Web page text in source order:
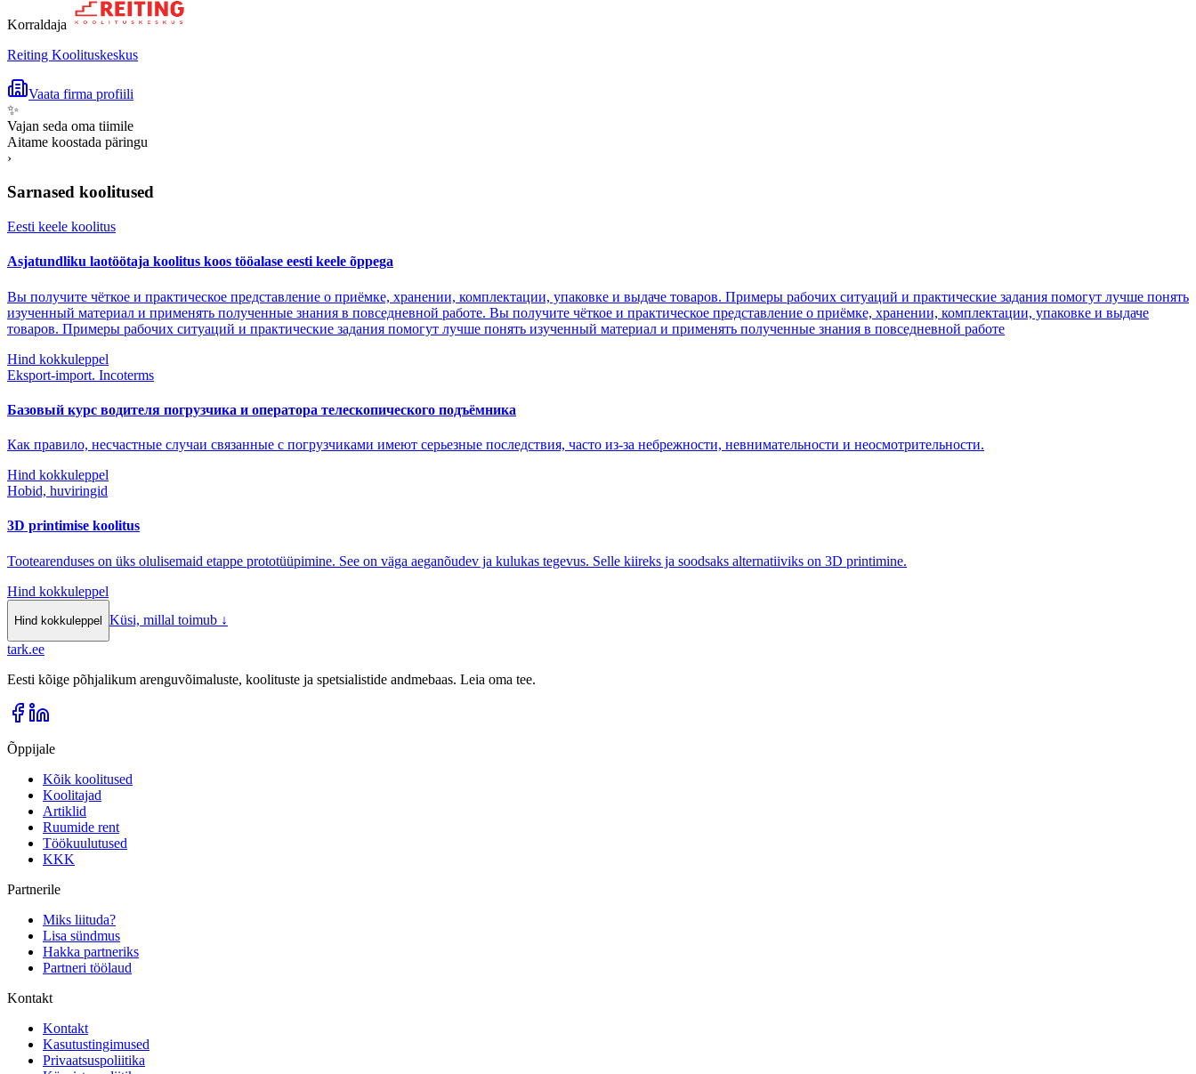
Korraldaja
Reiting Koolituskeskus
Vaata firma profiili
✨
Vajan seda oma tiimile
Aitame koostada päringu
›
Sarnased koolitused
Eesti keele koolitus
Asjatundliku laotöötaja koolitus koos tööalase eesti keele õppega
Вы получите чёткое и практическое представление о приёмке, хранении, комплектации, упаковке и выдаче товаров. Примеры рабочих ситуаций и практические задания помогут лучше понять
изученный материал и применять полученные знания в повседневной работе. Вы получите чёткое и практическое представление о приёмке, хранении, комплектации, упаковке и выдаче
товаров. Примеры рабочих ситуаций и практические задания помогут лучше понять изученный материал и применять полученные знания в повседневной работе
Hind kokkuleppel
Eksport-import. Incoterms
Базовый курс водителя погрузчика и оператора телескопического подъёмника
Как правило, несчастные случаи связанные с погрузчиками имеют серьезные последствия, часто из-за небрежности, невнимательности и неосмотрительности.
Hind kokkuleppel
Hobid, huviringid
3D printimise koolitus
Tootearenduses on üks olulisemaid etappe prototüüpimine. See on väga aeganõudev ja kulukas tegevus. Selle kiireks ja soodsaks alternatiiviks on 3D printimine.
Hind kokkuleppel
Hind kokkuleppel Küsi, millal toimub ↓
tark.ee
Eesti kõige põhjalikum arenguvõimaluste, koolituste ja spetsialistide andmebaas. Leia oma tee.
Õppijale
Kõik koolitused
Koolitajad
Artiklid
Ruumide rent
Töökuulutused
KKK
Partnerile
Miks liituda?
Lisa sündmus
Hakka partneriks
Partneri töölaud
Kontakt
Kontakt
Kasutustingimused
Privaatsuspoliitika